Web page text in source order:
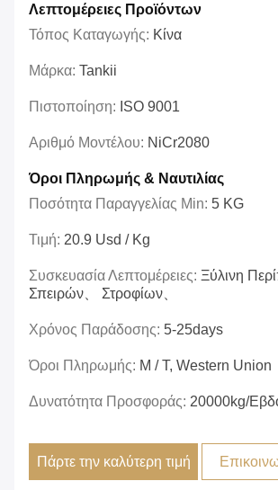
Λεπτομέρειες Προϊόντων
Τόπος Καταγωγής: Κίνα
Μάρκα: Tankii
Πιστοποίηση: ISO 9001
Αριθμό Μοντέλου: NiCr2080
Όροι Πληρωμής & Ναυτιλίας
Ποσότητα Παραγγελίας Min: 5 KG
Τιμή: 20.9 Usd / Kg
Συσκευασία Λεπτομέρειες: Ξύλινη
Σπειρών、 Στροφίων、
Χρόνος Παράδοσης: 5-25days
Όροι Πληρωμής: Μ / Τ, Western Union
Δυνατότητα Προσφοράς: 20000kg/
Πάρτε την καλύτερη τιμή